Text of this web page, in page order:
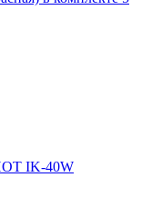
IK-40W